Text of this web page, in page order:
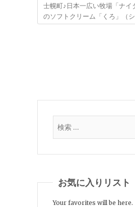
士幌町♪日本一広い牧場「ナイ
のソフトクリーム「くろ」（シ
お気に入りリスト
Your favorites will be here.